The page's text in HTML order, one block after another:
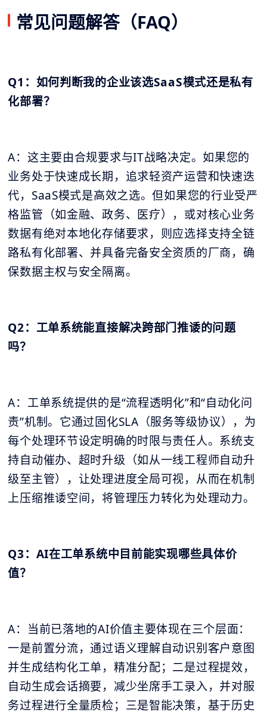
常见问题解答（FAQ）
Q1：如何判断我的企业该选SaaS模式还是私有
化部署？
A：这主要由合规要求与IT战略决定。如果您的
业务处于快速成长期，追求轻资产运营和快速迭
代，SaaS模式是高效之选。但如果您的行业受严
格监管（如金融、政务、医疗），或对核心业务
数据有绝对本地化存储要求，则应选择支持全链
路私有化部署、并具备完备安全资质的厂商，确
保数据主权与安全隔离。
Q2：工单系统能直接解决跨部门推诿的问题
吗？
A：工单系统提供的是“流程透明化”和“自动化问
责”机制。它通过固化SLA（服务等级协议），为
每个处理环节设定明确的时限与责任人。系统支
持自动催办、超时升级（如从一线工程师自动升
级至主管），让处理进度全局可视，从而在机制
上压缩推诿空间，将管理压力转化为处理动力。
Q3：AI在工单系统中目前能实现哪些具体价
值？
A：当前已落地的AI价值主要体现在三个层面：
一是前置分流，通过语义理解自动识别客户意图
并生成结构化工单，精准分配；二是过程提效，
自动生成会话摘要，减少坐席手工录入，并对服
务过程进行全量质检；三是智能决策，基于历史